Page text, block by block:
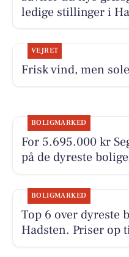
ledige stillinger i
VEJRET
Frisk vind, men
BOLIGMARKED
For 5.695.000 kr
på de dyreste
BOLIGMARKED
Top 6 over dyreste
Hadsten. Priser op